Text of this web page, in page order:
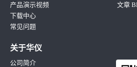
产品演示视频
下载中心
常见问题
文章
关于华仪
公司简介